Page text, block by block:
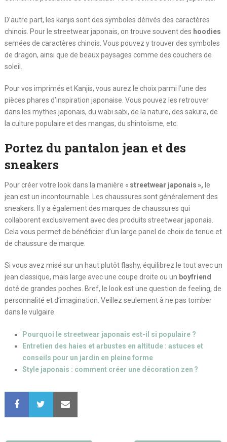
D’autre part, les kanjis sont des symboles dérivés des caractères
chinois. Pour le streetwear japonais, on trouve souvent des hoodies
semées de caractères chinois. Vous pouvez y trouver des symboles
de dragon, ainsi que de beaux paysages comme des couchers de
soleil.
Pour vos imprimés et Kanjis, vous aurez le choix parmi l’une des
pièces phares d’inspiration japonaise. Vous pouvez les retrouver
dans les mythes japonais, du wabi sabi, de la nature, des sakura, de
la culture populaire et des mangas, du shintoïsme, etc.
Portez du pantalon jean et des
sneakers
Pour créer votre look dans la manière « streetwear japonais », le
jean est un incontournable. Les chaussures sont généralement des
sneakers. Il y a également des marques de chaussures qui
collaborent exclusivement avec des produits streetwear japonais.
Cela vous permet de bénéficier d’un large panel de choix de tenue et
de chaussure de marque.
Si vous avez misé sur un haut plutôt flashy, équilibrez le tout avec un
jean classique, mais large avec une coupe droite ou un boyfriend
doté de grandes poches. Bref, le look est une question de feeling, de
personnalité et d’imagination. Veillez seulement à ne pas tomber
dans le vulgaire.
Pourquoi le streetwear japonais est-il si populaire ?
Entretien des haies et arbustes en altitude : astuces et
conseils pour un jardin en pleine forme
Style japonais : comment créer une décoration zen ?